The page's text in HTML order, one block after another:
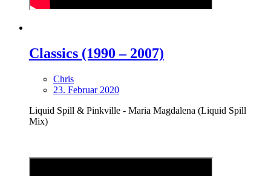
Classics (1990 – 2007)
Chris
23. Februar 2020
Liquid Spill & Pinkville - Maria Magdalena (Liquid Spill
Mix)